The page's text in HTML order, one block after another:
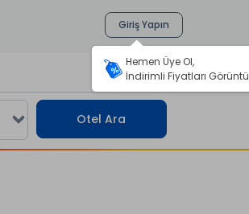
Giriş Yapın
Otel Ara
Hemen Üye Ol,
İndirimli Fiyatları